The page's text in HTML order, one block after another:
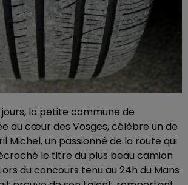
jours, la petite commune de
au cœur des Vosges, célèbre un de
Michel, un passionné de la route qui
le titre du plus beau camion
du concours tenu au 24h du Mans